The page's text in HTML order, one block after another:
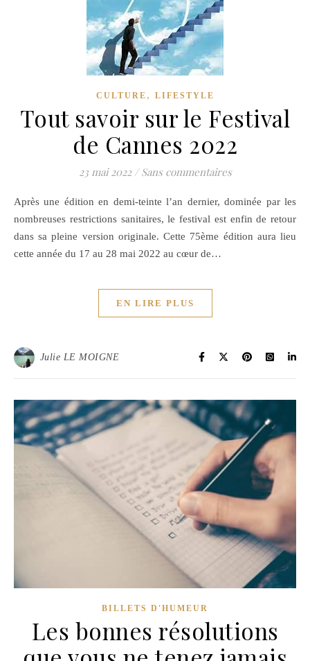
CULTURE , LIFESTYLE
Tout savoir sur le Festival
de Cannes 2022
23 mai 2022 / Sans commentaires
Après une édition en demi-teinte l’an dernier, dominée par les
nombreuses restrictions sanitaires, le festival est enfin de retour
dans sa pleine version originale. Cette 75ème édition aura lieu
cette année du 17 au 28 mai 2022 au cœur de…
EN LIRE PLUS
Julie LE MOIGNE
BILLETS D'HUMEUR
Les bonnes résolutions